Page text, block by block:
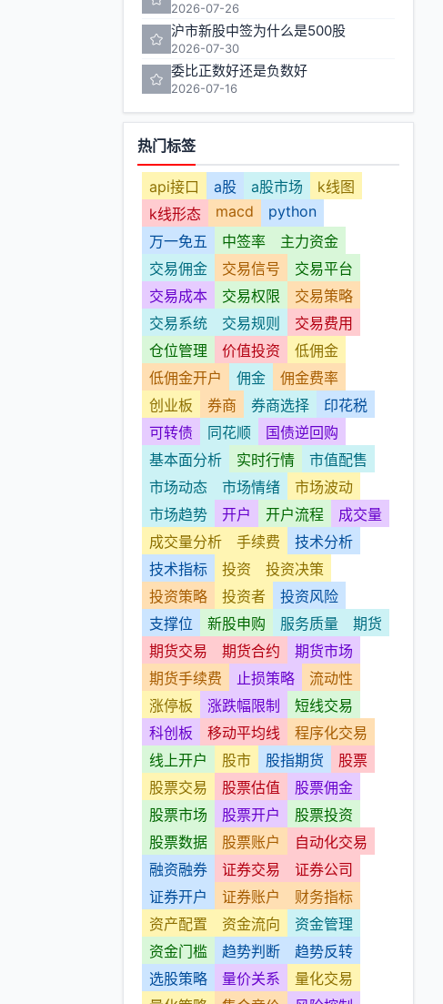
2026-07-26
沪市新股中签为什么是500股
2026-07-30
委比正数好还是负数好
2026-07-16
热门标签
api接口 a股 a股市场
k线图
k线形态
macd
python
万一免五
中签率
主力资金
交易佣金
交易信号
交易平台
交易成本
交易权限
交易策略
交易系统
交易规则
交易费用
仓位管理
价值投资
低佣金
低佣金开户
佣金
佣金费率
创业板
券商 券商选择
印花税
可转债
同花顺
国债逆回购
基本面分析
实时行情
市值配售
市场动态
市场情绪
市场波动
市场趋势
开户 开户流程
成交量
成交量分析
手续费
技术分析
技术指标
投资
投资决策
投资策略
投资者
投资风险
支撑位
新股申购 服务质量
期货
期货交易
期货合约
期货市场
期货手续费
止损策略
流动性
涨停板
涨跌幅限制
短线交易
科创板
移动平均线
程序化交易
线上开户
股市 股指期货
股票
股票交易
股票估值
股票佣金
股票市场
股票开户
股票投资
股票数据
股票账户
自动化交易
融资融券
证券交易
证券公司
证券开户
证券账户
财务指标
资产配置
资金流向
资金管理
资金门槛
趋势判断
趋势反转
选股策略
量价关系
量化交易